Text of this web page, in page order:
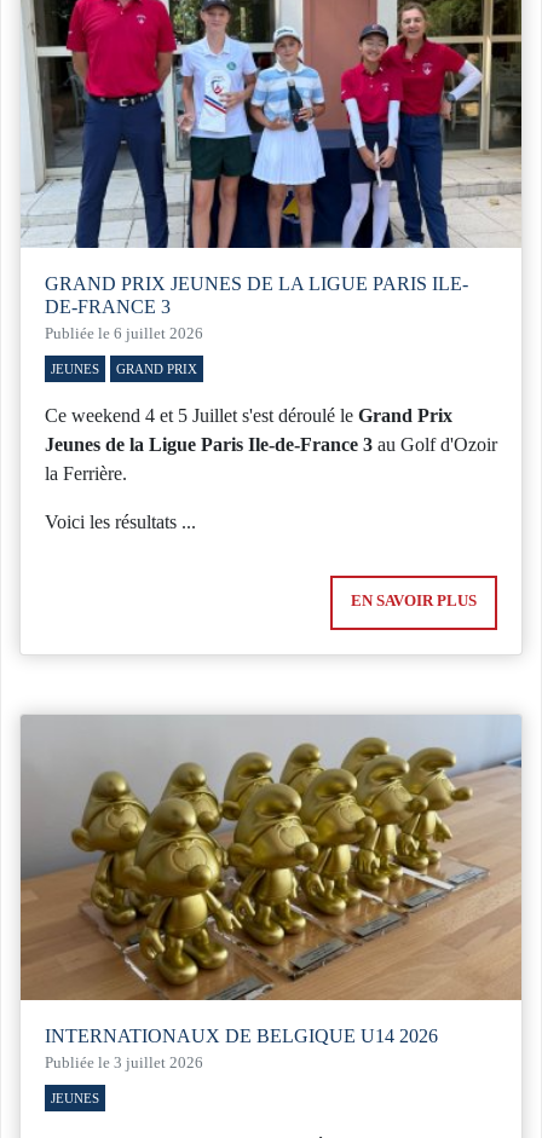
GRAND PRIX JEUNES DE LA LIGUE PARIS ILE-
DE-FRANCE 3
Publiée le 6 juillet 2026
JEUNES GRAND PRIX
Ce weekend 4 et 5 Juillet s'est déroulé le Grand Prix
Jeunes de la Ligue Paris Ile-de-France 3 au Golf d'Ozoir
la Ferrière.
Voici les résultats ...
EN SAVOIR PLUS
INTERNATIONAUX DE BELGIQUE U14 2026
Publiée le 3 juillet 2026
JEUNES